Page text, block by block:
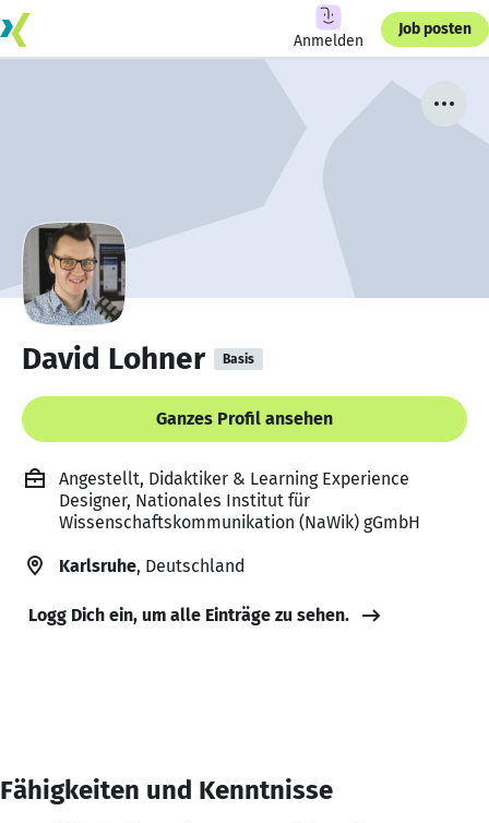
Anmelden
Job posten
David Lohner Basis
Ganzes Profil ansehen
Angestellt, Didaktiker & Learning Experience
Designer, Nationales Institut für
Wissenschaftskommunikation (NaWik) gGmbH
Karlsruhe, Deutschland
Logg Dich ein, um alle Einträge zu sehen.
Fähigkeiten und Kenntnisse